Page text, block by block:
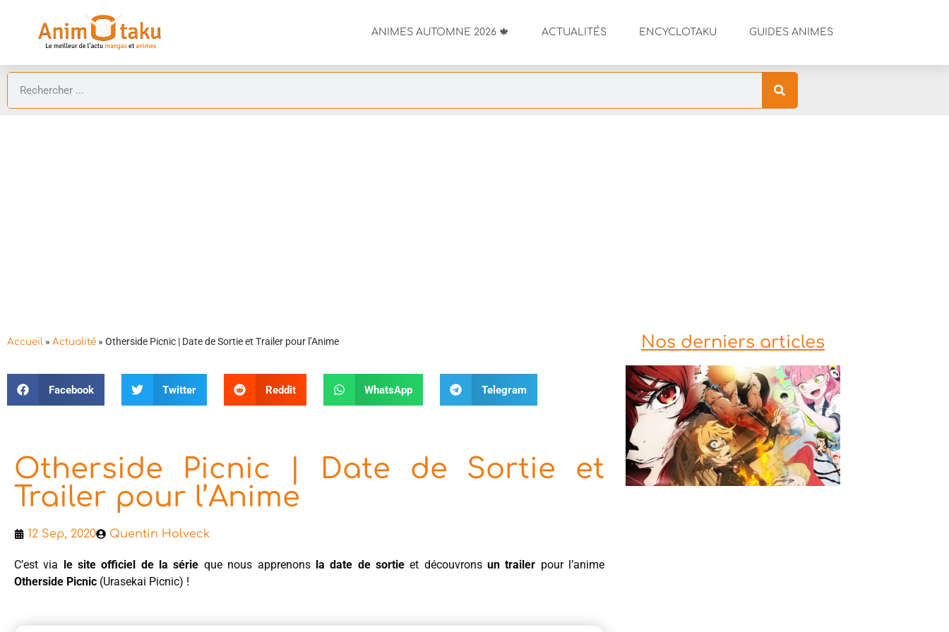
ANIMES AUTOMNE 2026 🍁 ACTUALITÉS ENCYCLOTAKU GUIDES ANIMES
Accueil » Actualité » Otherside Picnic | Date de Sortie et Trailer pour l’Anime
Facebook Twitter Reddit WhatsApp Telegram
Otherside Picnic | Date de Sortie et
Trailer pour l’Anime
12 Sep, 2020 Quentin Holveck
C’est via le site officiel de la série que nous apprenons la date de sortieet découvrons un trailer pour l’anime
Otherside Picnic (Urasekai Picnic) !
Nos derniers articles